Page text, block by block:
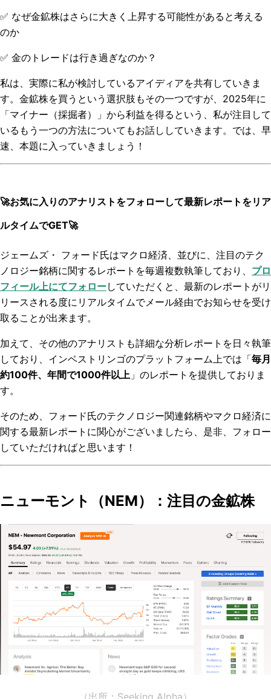
✅ なぜ金鉱株はさらに大きく上昇する可能性があると考える
のか
✅ 金のトレードは行き過ぎなのか？
私は、実際に私が検討しているアイディアを共有していきま
す。金鉱株を買うという選択肢もその一つですが、2025年に
「マイナー（採掘者）」から利益を得るという、私が注目して
いるもう一つの方法についてもお話ししていきます。では、早
速、本題に入っていきましょう！
🚀お気に入りのアナリストをフォローして最新レポートをリア
ルタイムでGET🚀
ジェームズ・ フォード氏はマクロ経済、並びに、注目のテク
ノロジー銘柄に関するレポートを毎週複数執筆しており、 プロ
フィール上にてフォローしていただくと、最新のレポートがリ
リースされる度にリアルタイムでメール経由でお知らせを受け
取ることが出来ます。
加えて、その他のアナリストも詳細な分析レポートを日々執筆
しており、インベストリンゴのプラットフォーム上では「毎月
約100件、年間で1000件以上 」のレポートを提供しておりま
す。
そのため、フォード氏のテクノロジー関連銘柄やマクロ経済に
関する最新レポートに関心がございましたら、是非、フォロー
していただければと思います！
ニューモント（NEM）：注目の金鉱株